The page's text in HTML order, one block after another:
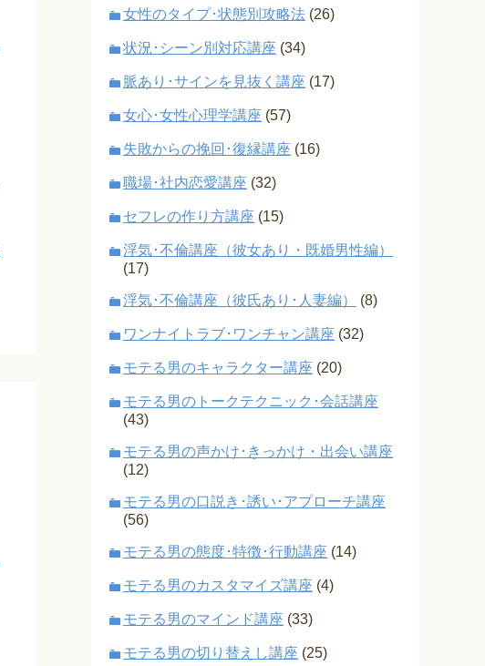
女性のタイプ･状態別攻略法 (26)
状況･シーン別対応講座 (34)
脈あり･サインを見抜く講座 (17)
女心･女性心理学講座 (57)
失敗からの挽回･復縁講座 (16)
職場･社内恋愛講座 (32)
セフレの作り方講座 (15)
浮気･不倫講座（彼女あり・既婚男性編）
(17)
浮気･不倫講座（彼氏あり･人妻編） (8)
ワンナイトラブ･ワンチャン講座 (32)
モテる男のキャラクター講座 (20)
モテる男のトークテクニック･会話講座
(43)
モテる男の声かけ･きっかけ・出会い講座
(12)
モテる男の口説き･誘い･アプローチ講座
(56)
モテる男の態度･特徴･行動講座 (14)
モテる男のカスタマイズ講座 (4)
モテる男のマインド講座 (33)
モテる男の切り替えし講座 (25)